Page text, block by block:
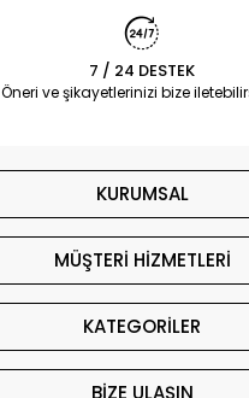
7 / 24 DESTEK
Öneri ve şikayetlerinizi bize
KURUMSAL
MÜŞTERİ HİZMETLERİ
KATEGORİLER
BİZE ULAŞIN